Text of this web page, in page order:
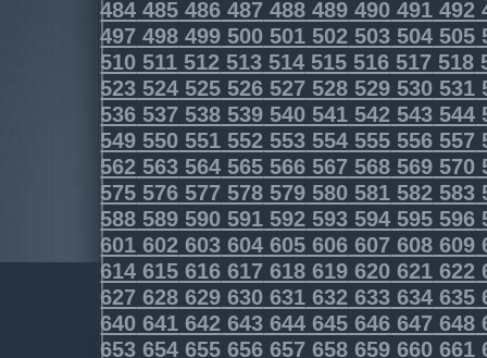
484 485 486 487 488 489 490 491 492
497 498 499 500 501 502 503 504 505
510 511 512 513 514 515 516 517 518
523 524 525 526 527 528 529 530 531
536 537 538 539 540 541 542 543 544
549 550 551 552 553 554 555 556 557
562 563 564 565 566 567 568 569 570
575 576 577 578 579 580 581 582 583
588 589 590 591 592 593 594 595 596
601 602 603 604 605 606 607 608 609
614 615 616 617 618 619 620 621 622
627 628 629 630 631 632 633 634 635
640 641 642 643 644 645 646 647 648
653 654 655 656 657 658 659 660 661